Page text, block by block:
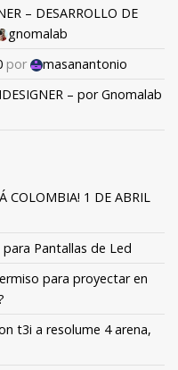
– DESARROLLO DE
gnomalab
por
masanantonio
– por Gnomalab
COLOMBIA! 1 DE ABRIL
Pantallas de Led
para proyectar en
t3i a resolume 4 arena,